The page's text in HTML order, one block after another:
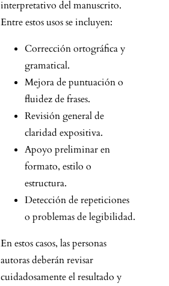
interpretativo del manuscrito.
Entre estos usos se incluyen:
Corrección ortográfica y
gramatical.
Mejora de puntuación o
fluidez de frases.
Revisión general de
claridad expositiva.
Apoyo preliminar en
formato, estilo o
estructura.
Detección de repeticiones
o problemas de legibilidad.
En estos casos, las personas
autoras deberán revisar
cuidadosamente el resultado y